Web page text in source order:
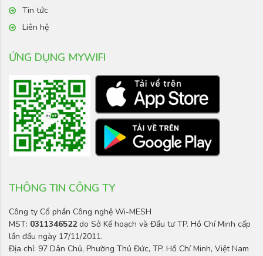
Tin tức
Liên hệ
ỨNG DỤNG MYWIFI
THÔNG TIN CÔNG TY
Công ty Cổ phần Công nghệ Wi-MESH
MST: 0311346522do Sở Kế hoạch và Đầu tư TP. Hồ Chí Minh cấp
lần đầu ngày 17/11/2011.
Địa chỉ: 97 Dân Chủ, Phường Thủ Đức, TP. Hồ Chí Minh, Việt Nam